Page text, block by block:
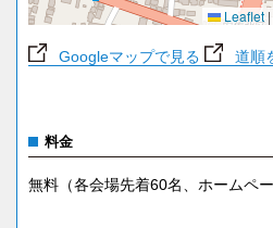
Leaflet |
Googleマップで見る 道順
料金
無料（各会場先着60名、ホームペ